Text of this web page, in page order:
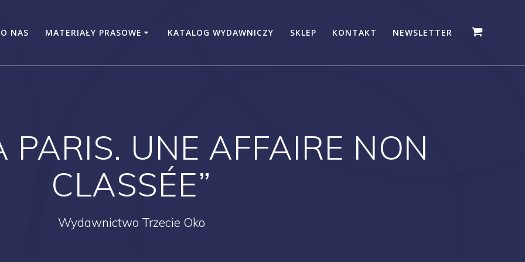
O NAS MATERIAŁY PRASOWE KATALOG WYDAWNICZY SKLEP KONTAKT NEWSLETTER
PARIS. UNE AFFAIRE NON
CLASSÉE”
Wydawnictwo Trzecie Oko